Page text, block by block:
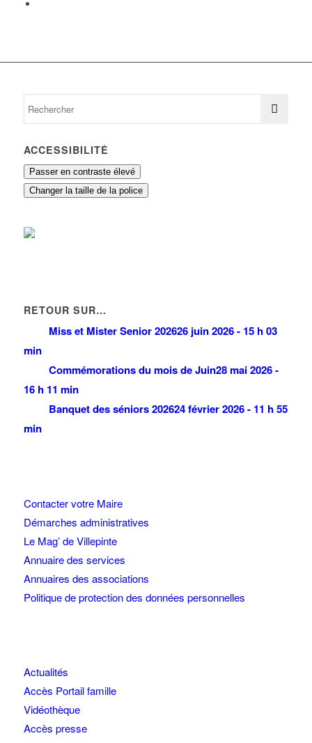
ACCESSIBILITÉ
Passer en contraste élevé
Changer la taille de la police
RETOUR SUR…
Miss et Mister Senior 202626 juin 2026 - 15 h 03
min
Commémorations du mois de Juin28 mai 2026 -
16 h 11 min
Banquet des séniors 202624 février 2026 - 11 h 55
min
Contacter votre Maire
Démarches administratives
Le Mag’ de Villepinte
Annuaire des services
Annuaires des associations
Politique de protection des données personnelles
Actualités
Accès Portail famille
Vidéothèque
Accès presse